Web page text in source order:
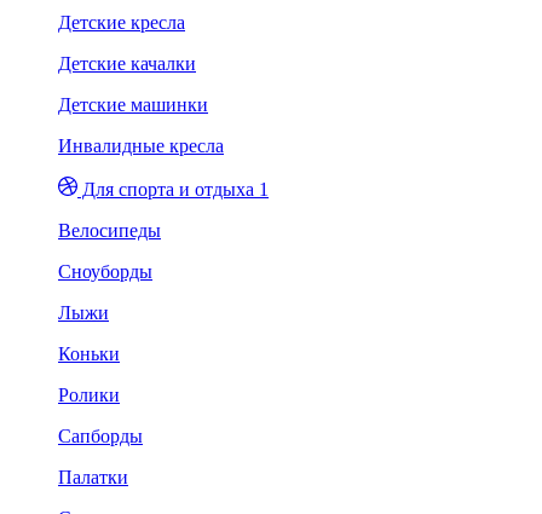
Детские кресла
Детские качалки
Детские машинки
Инвалидные кресла
Для спорта и отдыха 1
Велосипеды
Сноуборды
Лыжи
Коньки
Ролики
Сапборды
Палатки